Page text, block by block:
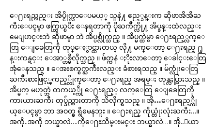
ေ႐ႊရည္လည္း အိပ္ငိုက္လာေပမယ့္ သူနဲ႔ ဧည့္ခန္းက ဆိုဖာအိအိႀ
ကီးေပၚမွာ ဖက္တြယ္ၿပီး ေနရတာကို ပိုႀကိဳက္လို႔ အိပ္ခန္းထဲလည္း
မေျပာင္းဘဲ ဆိုဖာမွာ ဘဲ အိပ္ပစ္လိုက္သည္ ။ အိပ္မက္ထဲမွာ ေ႐ႊရည့္လက္ေ
တြ ေျခေတြကို တုပ္ေႏွာင္ထားတယ္ လို႔ မက္ေတာ့ ေ႐ႊရည္ ႐ု
န္းကန္ရင္း ေအာ္ဟစ္မိလိုက္သည္ ။ ဖ်တ္ကနဲ ႏိုးလာေတာ့ ေခါင္းေတြ
အုံေနသည္ ။ ေအးစက္စက္ႀကီးလည္း ခံစားရသည္ ။ မ်က္လုံးေတြ
ႀကိဳးစားဖြင့္ၾကည့္လိုက္ေတာ့ ေ႐ႊရည္ အရမ္း တုန္လႈပ္သြားသည္ ။
အိပ္မက္ မဟုတ္ဘဲ တကယ့္ကို ေ႐ႊရည့္ လက္ေတြ ေျခေတြကို
ကားယားႀကီး တုပ္ခ်ည္ထားတာကို သိလိုက္ရသည္ ။ အို…ေ႐ႊရည့္ကို
ယ္ေပၚမွာ ဘာ အဝတ္မွ ရွိမေနဘူး ။ ေ႐ႊရည္ ကိုယ္တုံးလုံးႀကီး…။
အကို..အကို ဘယ္မွာလဲ….ကိုေ႐ႊသိမ္းမင္း ဘယ္မွာလဲ…။ အို..ေယာ